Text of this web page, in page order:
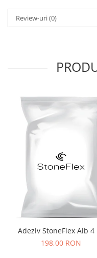
Review-uri(0)
Adeziv StoneFlex Alb 4
198,00 RON